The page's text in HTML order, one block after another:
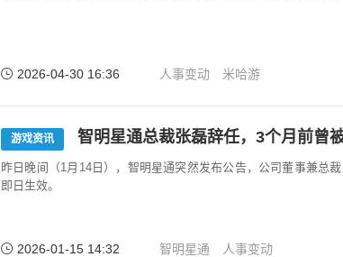
2026-04-30 16:36 人事变动 米哈游
游戏资讯 智明星通总裁张磊辞任，3个月前曾
昨日晚间（1月14日），智明星通突然发布公告，公司董事兼总
即日生效。
2026-01-15 14:32 智明星通 人事变动